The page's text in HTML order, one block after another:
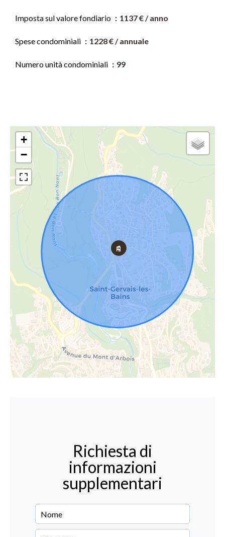
Imposta sul valore fondiario 1137 € / anno
Spese condominiali 1228 € / annuale
Numero unità condominiali 99
+
−
Richiesta di
informazioni
supplementari